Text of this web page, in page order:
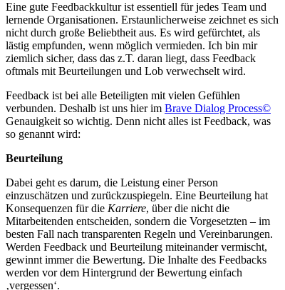
Eine gute Feedbackkultur ist essentiell für jedes Team und
lernende Organisationen. Erstaunlicherweise zeichnet es sich
nicht durch große Beliebtheit aus. Es wird gefürchtet, als
lästig empfunden, wenn möglich vermieden. Ich bin mir
ziemlich sicher, dass das z.T. daran liegt, dass Feedback
oftmals mit Beurteilungen und Lob verwechselt wird.
Feedback ist bei alle Beteiligten mit vielen Gefühlen
verbunden. Deshalb ist uns hier im Brave Dialog Process©
Genauigkeit so wichtig. Denn nicht alles ist Feedback, was
so genannt wird:
Beurteilung
Dabei geht es darum, die Leistung einer Person
einzuschätzen und zurückzuspiegeln. Eine Beurteilung hat
Konsequenzen für die Karriere, über die nicht die
Mitarbeitenden entscheiden, sondern die Vorgesetzten – im
besten Fall nach transparenten Regeln und Vereinbarungen.
Werden Feedback und Beurteilung miteinander vermischt,
gewinnt immer die Bewertung. Die Inhalte des Feedbacks
werden vor dem Hintergrund der Bewertung einfach
‚vergessen‘.